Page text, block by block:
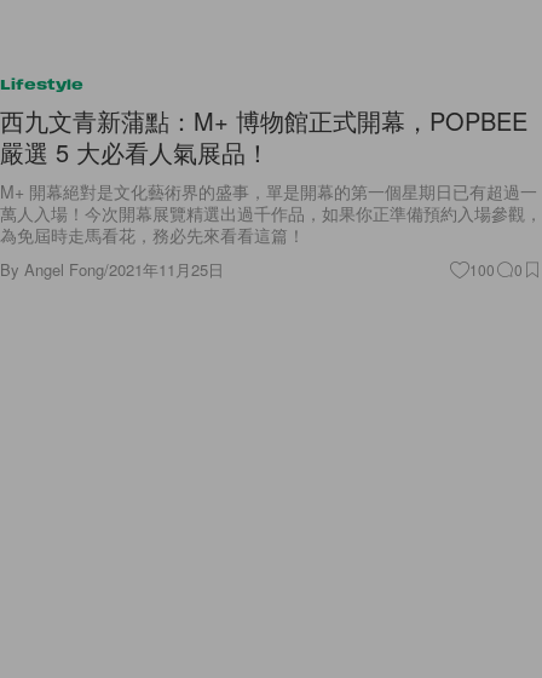
Lifestyle
西九文青新蒲點：M+ 博物館正式開幕，POPBEE
嚴選 5 大必看人氣展品！
M+ 開幕絕對是文化藝術界的盛事，單是開幕的第一個星期日已有超過一
萬人入場！今次開幕展覽精選出過千作品，如果你正準備預約入場參觀，
為免屆時走馬看花，務必先來看看這篇！
By Angel Fong/2021年11月25日 100 0